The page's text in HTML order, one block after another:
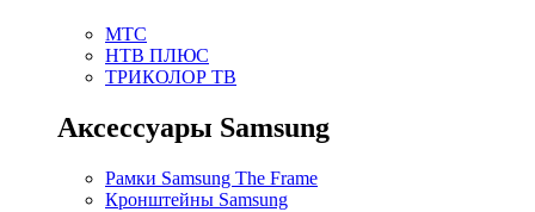
МТС
НТВ ПЛЮС
ТРИКОЛОР ТВ
Аксессуары Samsung
Рамки Samsung The Frame
Кронштейны Samsung